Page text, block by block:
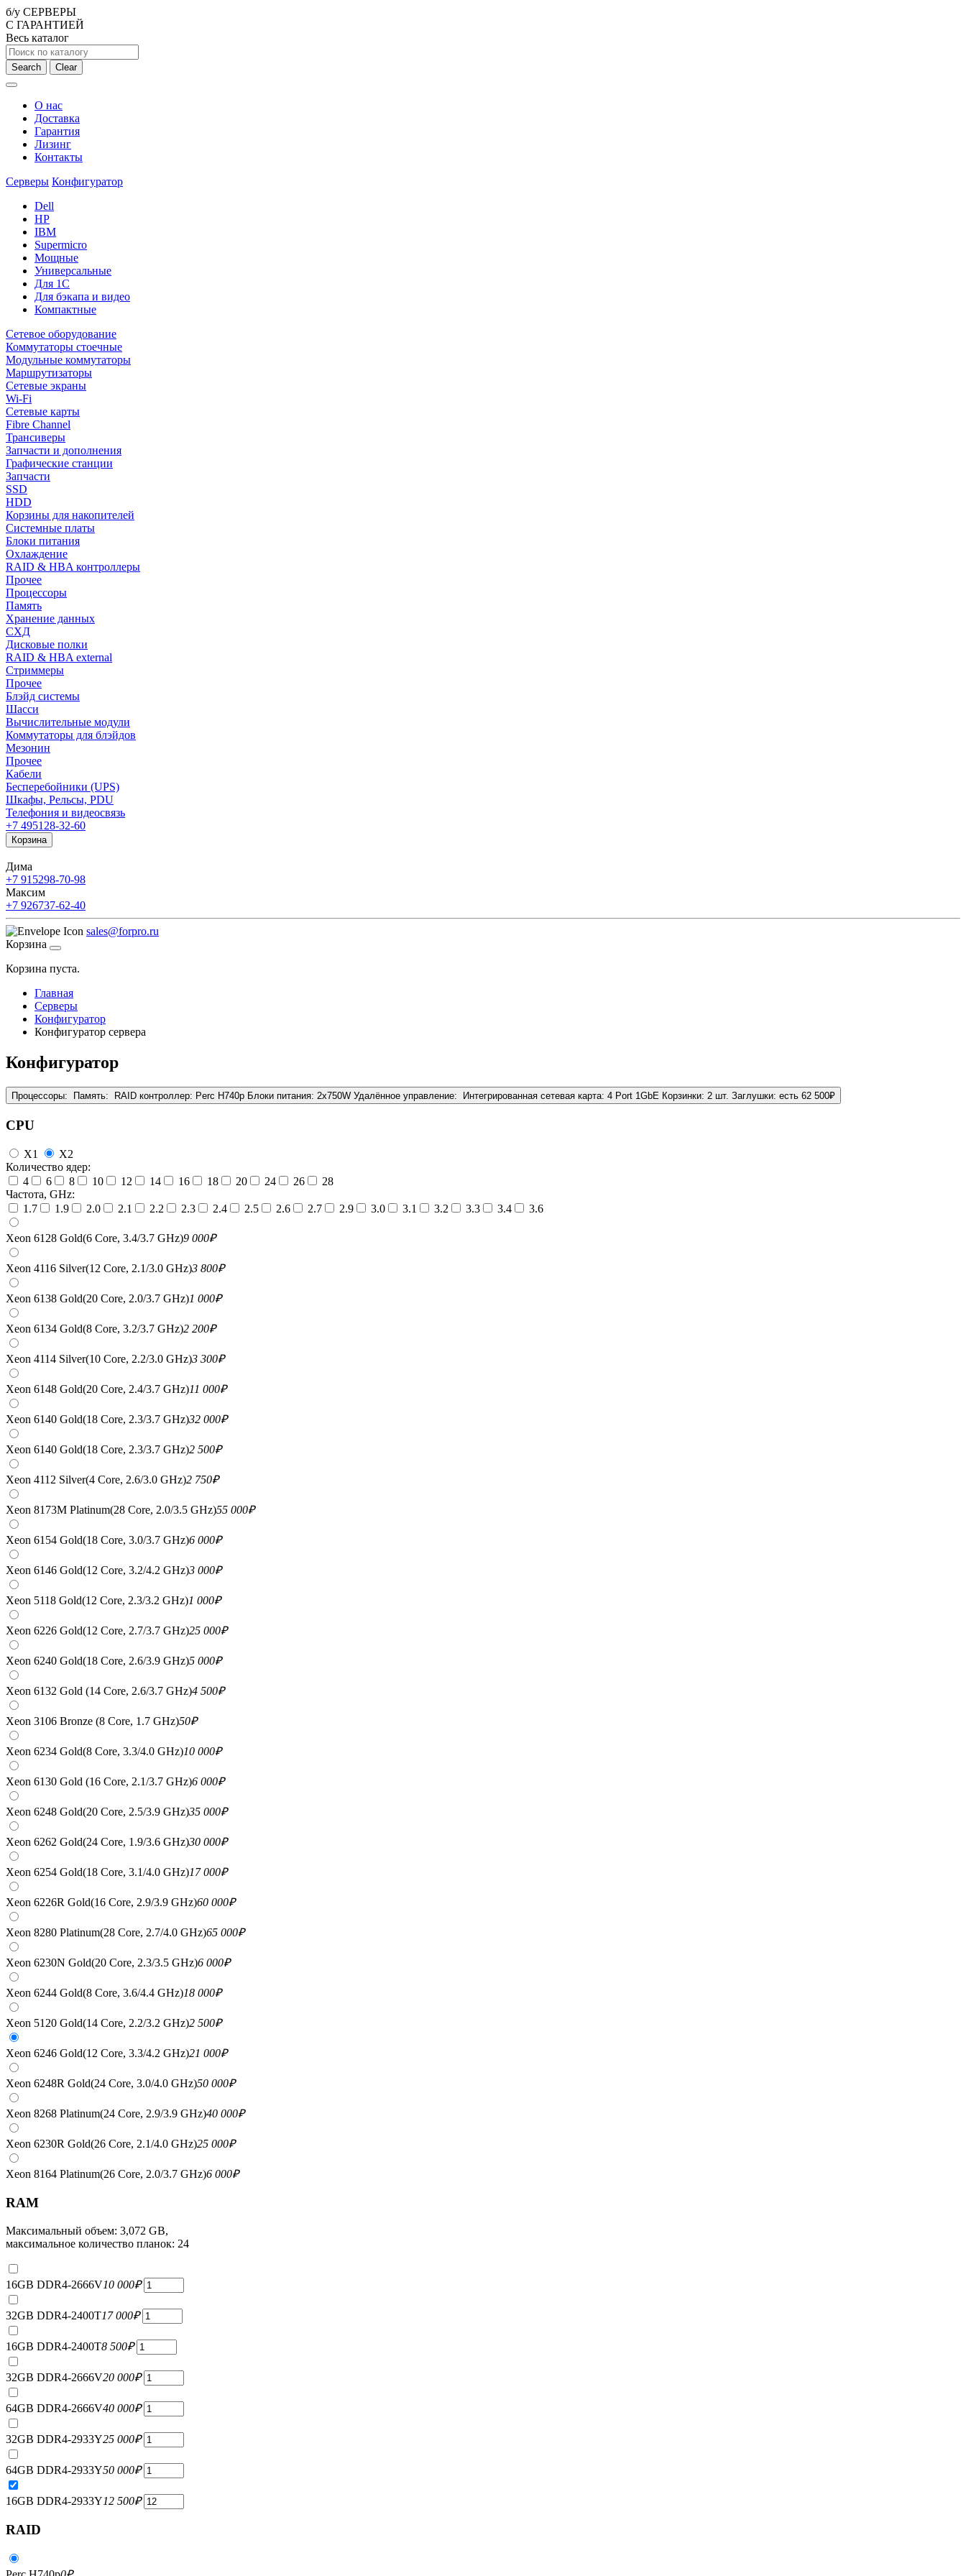
б/у СЕРВЕРЫ
С ГАРАНТИЕЙ
Весь каталог
Search Clear
О нас
Доставка
Гарантия
Лизинг
Контакты
Серверы Конфигуратор
Dell
HP
IBM
Supermicro
Мощные
Универсальные
Для 1С
Для бэкапа и видео
Компактные
Сетевое оборудование
Коммутаторы стоечные
Модульные коммутаторы
Маршрутизаторы
Сетевые экраны
Wi-Fi
Сетевые карты
Fibre Channel
Трансиверы
Запчасти и дополнения
Графические станции
Запчасти
SSD
HDD
Корзины для накопителей
Системные платы
Блоки питания
Охлаждение
RAID & HBA контроллеры
Прочее
Процессоры
Память
Хранение данных
СХД
Дисковые полки
RAID & HBA external
Стриммеры
Прочее
Блэйд системы
Шасси
Вычислительные модули
Коммутаторы для блэйдов
Мезонин
Прочее
Кабели
Бесперебойники (UPS)
Шкафы, Рельсы, PDU
Телефония и видеосвязь
+7 495128-32-60
Корзина
Дима
+7 915298-70-98
Максим
+7 926737-62-40
sales@forpro.ru
Корзина
Корзина пуста.
Главная
Серверы
Конфигуратор
Конфигуратор сервера
Конфигуратор
Процессоры: Память: RAID контроллер: Perc H740p Блоки питания: 2x750W Удалённое управление: Интегрированная сетевая карта: 4 Port 1GbE Корзинки: 2 шт. Заглушки: есть 62 500₽
CPU
X1
X2
Количество ядер:
4
6 8 10 12 14 16 18 20 24 26
28
Частота, GHz:
1.7
1.9 2.0 2.1 2.2 2.3 2.4 2.5 2.6 2.7 2.9 3.0 3.1 3.2 3.3 3.4 3.6
Xeon 6128 Gold(6 Core, 3.4/3.7 GHz)9 000₽
Xeon 4116 Silver(12 Core, 2.1/3.0 GHz)3 800₽
Xeon 6138 Gold(20 Core, 2.0/3.7 GHz)1 000₽
Xeon 6134 Gold(8 Core, 3.2/3.7 GHz)2 200₽
Xeon 4114 Silver(10 Core, 2.2/3.0 GHz)3 300₽
Xeon 6148 Gold(20 Core, 2.4/3.7 GHz)11 000₽
Xeon 6140 Gold(18 Core, 2.3/3.7 GHz)32 000₽
Xeon 6140 Gold(18 Core, 2.3/3.7 GHz)2 500₽
Xeon 4112 Silver(4 Core, 2.6/3.0 GHz)2 750₽
Xeon 8173M Platinum(28 Core, 2.0/3.5 GHz)55 000₽
Xeon 6154 Gold(18 Core, 3.0/3.7 GHz)6 000₽
Xeon 6146 Gold(12 Core, 3.2/4.2 GHz)3 000₽
Xeon 5118 Gold(12 Core, 2.3/3.2 GHz)1 000₽
Xeon 6226 Gold(12 Core, 2.7/3.7 GHz)25 000₽
Xeon 6240 Gold(18 Core, 2.6/3.9 GHz)5 000₽
Xeon 6132 Gold (14 Core, 2.6/3.7 GHz)4 500₽
Xeon 3106 Bronze (8 Core, 1.7 GHz)50₽
Xeon 6234 Gold(8 Core, 3.3/4.0 GHz)10 000₽
Xeon 6130 Gold (16 Core, 2.1/3.7 GHz)6 000₽
Xeon 6248 Gold(20 Core, 2.5/3.9 GHz)35 000₽
Xeon 6262 Gold(24 Core, 1.9/3.6 GHz)30 000₽
Xeon 6254 Gold(18 Core, 3.1/4.0 GHz)17 000₽
Xeon 6226R Gold(16 Core, 2.9/3.9 GHz)60 000₽
Xeon 8280 Platinum(28 Core, 2.7/4.0 GHz)65 000₽
Xeon 6230N Gold(20 Core, 2.3/3.5 GHz)6 000₽
Xeon 6244 Gold(8 Core, 3.6/4.4 GHz)18 000₽
Xeon 5120 Gold(14 Core, 2.2/3.2 GHz)2 500₽
Xeon 6246 Gold(12 Core, 3.3/4.2 GHz)21 000₽
Xeon 6248R Gold(24 Core, 3.0/4.0 GHz)50 000₽
Xeon 8268 Platinum(24 Core, 2.9/3.9 GHz)40 000₽
Xeon 6230R Gold(26 Core, 2.1/4.0 GHz)25 000₽
Xeon 8164 Platinum(26 Core, 2.0/3.7 GHz)6 000₽
RAM
Максимальный объем: 3,072 GB,
максимальное количество планок: 24
16GB DDR4-2666V10 000₽
32GB DDR4-2400T17 000₽
16GB DDR4-2400T8 500₽
32GB DDR4-2666V20 000₽
64GB DDR4-2666V40 000₽
32GB DDR4-2933Y25 000₽
64GB DDR4-2933Y50 000₽
16GB DDR4-2933Y12 500₽
RAID